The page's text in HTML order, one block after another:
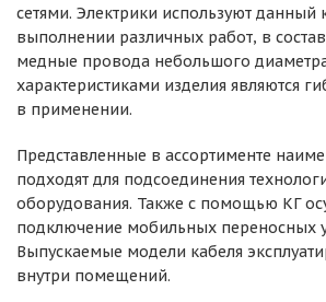
сетями. Электрики используют данный
выполнении различных работ, в
медные провода небольшого
характеристиками изделия являются
в применении.
Представленные в ассортименте
подходят для подсоединения
оборудования. Также с помощью КГ
подключение мобильных переносных
Выпускаемые модели кабеля
внутри помещений.